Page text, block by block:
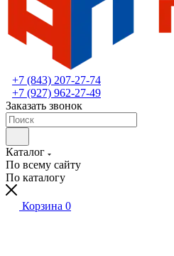
+7 (843) 207-27-74
+7 (927) 962-27-49
Заказать звонок
Каталог
По всему сайту
По каталогу
Корзина 0